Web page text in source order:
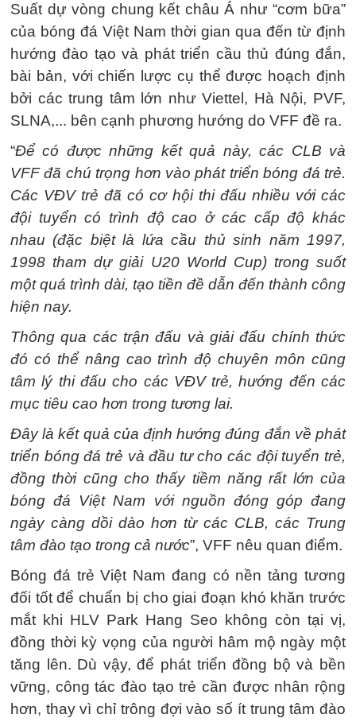
Suất dự vòng chung kết châu Á như “cơm bữa”
của bóng đá Việt Nam thời gian qua đến từ định
hướng đào tạo và phát triển cầu thủ đúng đắn,
bài bản, với chiến lược cụ thể được hoạch định
bởi các trung tâm lớn như Viettel, Hà Nội, PVF,
SLNA,... bên cạnh phương hướng do VFF đề ra.
“Để có được những kết quả này, các CLB và
VFF đã chú trọng hơn vào phát triển bóng đá trẻ.
Các VĐV trẻ đã có cơ hội thi đấu nhiều với các
đội tuyển có trình độ cao ở các cấp độ khác
nhau (đặc biệt là lứa cầu thủ sinh năm 1997,
1998 tham dự giải U20 World Cup) trong suốt
một quá trình dài, tạo tiền đề dẫn đến thành công
hiện nay.
Thông qua các trận đấu và giải đấu chính thức
đó có thể nâng cao trình độ chuyên môn cũng
tâm lý thi đấu cho các VĐV trẻ, hướng đến các
mục tiêu cao hơn trong tương lai.
Đây là kết quả của định hướng đúng đắn về phát
triển bóng đá trẻ và đầu tư cho các đội tuyển trẻ,
đồng thời cũng cho thấy tiềm năng rất lớn của
bóng đá Việt Nam với nguồn đóng góp đang
ngày càng dồi dào hơn từ các CLB, các Trung
tâm đào tạo trong cả nước”, VFF nêu quan điểm.
Bóng đá trẻ Việt Nam đang có nền tảng tương
đối tốt để chuẩn bị cho giai đoạn khó khăn trước
mắt khi HLV Park Hang Seo không còn tại vị,
đồng thời kỳ vọng của người hâm mộ ngày một
tăng lên. Dù vậy, để phát triển đồng bộ và bền
vững, công tác đào tạo trẻ cần được nhân rộng
hơn, thay vì chỉ trông đợi vào số ít trung tâm đào